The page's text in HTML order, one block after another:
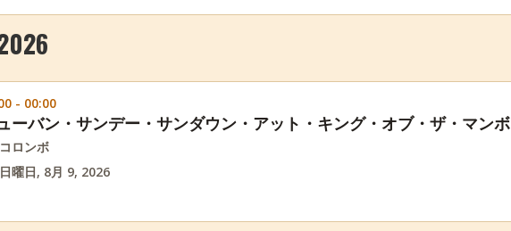
- 00:00
ーバン・サンデー・サンダウン・アット・キング・オブ・ザ・マンボ
コロンボ
日曜日, 8月 9, 2026